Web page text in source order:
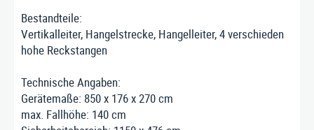
Bestandteile:
Vertikalleiter, Hangelstrecke, Hangelleiter, 4 verschieden
hohe Reckstangen
Technische Angaben:
Gerätemaße: 850 x 176 x 270 cm
max. Fallhöhe: 140 cm